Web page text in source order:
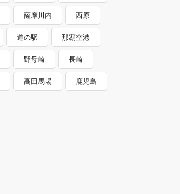
薩摩川内 西原
道の駅 那覇空港
野母崎 長崎
高田馬場 鹿児島